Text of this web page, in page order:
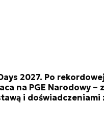
2027. Po
na PGE Narodowy –
i doświadczeniami